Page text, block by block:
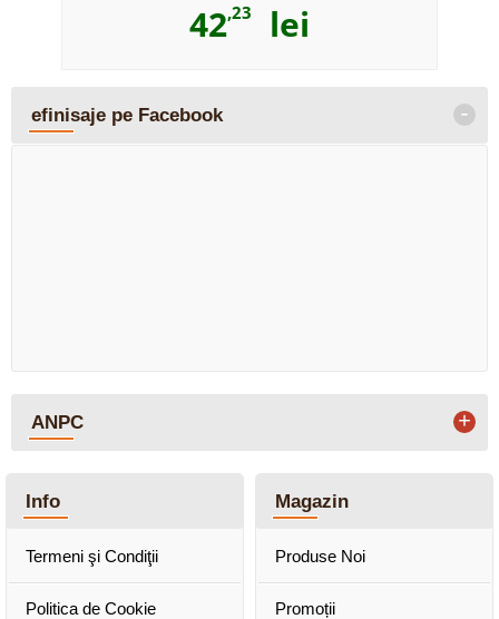
42,23 lei
efinisaje pe Facebook -
ANPC +
Info
Termeni şi Condiţii
Politica de Cookie
Magazin
Produse Noi
Promoții